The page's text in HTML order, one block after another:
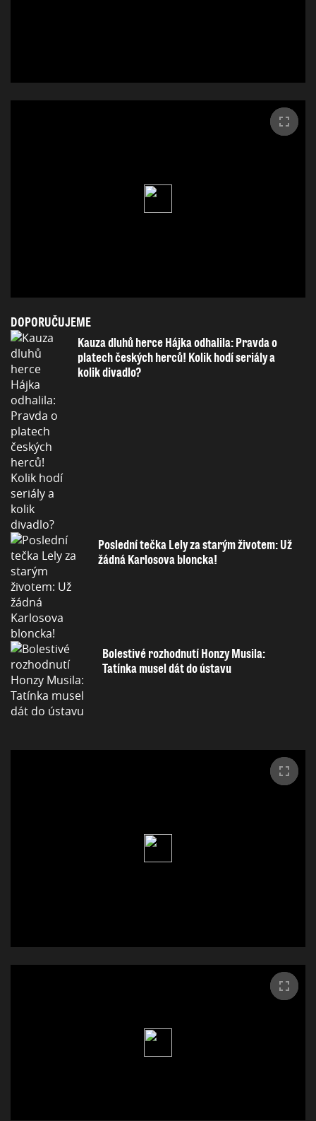
DOPORUČUJEME
Kauza dluhů herce Hájka odhalila: Pravda o
platech českých herců! Kolik hodí seriály a
kolik divadlo?
Poslední tečka Lely za starým životem: Už
žádná Karlosova bloncka!
Bolestivé rozhodnutí Honzy Musila:
Tatínka musel dát do ústavu